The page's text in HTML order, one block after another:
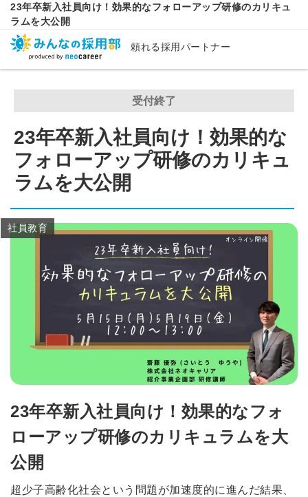
23年卒新入社員向け！効果的なフォローアップ研修のカリキュ
ラムを大公開
頼れる採用パートナー
受付終了
23年卒新入社員向け！効果的な
フォローアップ研修のカリキュ
ラムを大公開
社員教育
23年卒新入社員向け！効果的なフォ
ローアップ研修のカリキュラムを大
公開
超少子高齢化社会という問題が加速度的に進んだ結果、